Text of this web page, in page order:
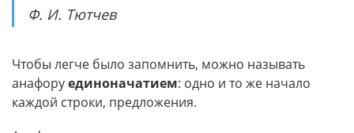
Ф. И. Тютчев
Чтобы легче было запомнить, можно называть
анафоруединоначатием: одно и то же начало
каждой строки, предложения.